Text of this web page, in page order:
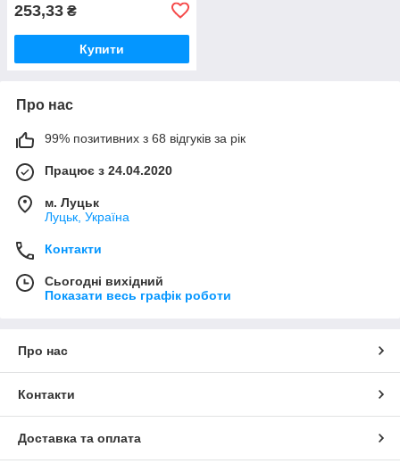
253,33 ₴
Купити
Про нас
99% позитивних з 68 відгуків за рік
Працює з 24.04.2020
м. Луцьк
Луцьк, Україна
Контакти
Сьогодні вихідний
Показати весь графік роботи
Про нас
Контакти
Доставка та оплата